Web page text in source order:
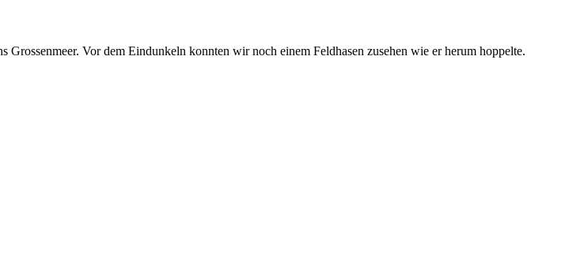
Vor dem Eindunkeln konnten wir noch einem Feldhasen zusehen wie er herum hoppelte.